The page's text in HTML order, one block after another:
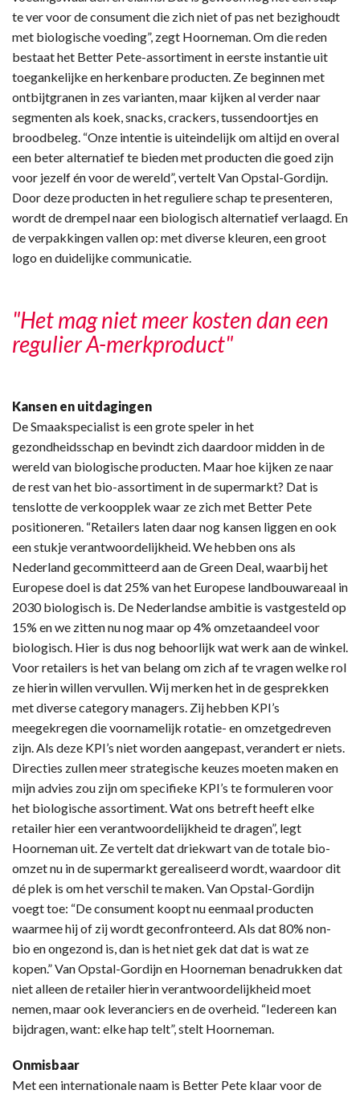
te ver voor de consument die zich niet of pas net bezighoudt
met biologische voeding”, zegt Hoorneman. Om die reden
bestaat het Better Pete-assortiment in eerste instantie uit
toegankelijke en herkenbare producten. Ze beginnen met
ontbijtgranen in zes varianten, maar kijken al verder naar
segmenten als koek, snacks, crackers, tussendoortjes en
broodbeleg. “Onze intentie is uiteindelijk om altijd en overal
een beter alternatief te bieden met producten die goed zijn
voor jezelf én voor de wereld”, vertelt Van Opstal-Gordijn.
Door deze producten in het reguliere schap te presenteren,
wordt de drempel naar een biologisch alternatief verlaagd. En
de verpakkingen vallen op: met diverse kleuren, een groot
logo en duidelijke communicatie.
"Het mag niet meer kosten dan een
regulier A-merkproduct"
Kansen en uitdagingen
De Smaakspecialist is een grote speler in het
gezondheidsschap en bevindt zich daardoor midden in de
wereld van biologische producten. Maar hoe kijken ze naar
de rest van het bio-assortiment in de supermarkt? Dat is
tenslotte de verkoopplek waar ze zich met Better Pete
positioneren. “Retailers laten daar nog kansen liggen en ook
een stukje verantwoordelijkheid. We hebben ons als
Nederland gecommitteerd aan de Green Deal, waarbij het
Europese doel is dat 25% van het Europese landbouwareaal in
2030 biologisch is. De Nederlandse ambitie is vastgesteld op
15% en we zitten nu nog maar op 4% omzetaandeel voor
biologisch. Hier is dus nog behoorlijk wat werk aan de winkel.
Voor retailers is het van belang om zich af te vragen welke rol
ze hierin willen vervullen. Wij merken het in de gesprekken
met diverse category managers. Zij hebben KPI’s
meegekregen die voornamelijk rotatie- en omzetgedreven
zijn. Als deze KPI’s niet worden aangepast, verandert er niets.
Directies zullen meer strategische keuzes moeten maken en
mijn advies zou zijn om specifieke KPI’s te formuleren voor
het biologische assortiment. Wat ons betreft heeft elke
retailer hier een verantwoordelijkheid te dragen”, legt
Hoorneman uit. Ze vertelt dat driekwart van de totale bio-
omzet nu in de supermarkt gerealiseerd wordt, waardoor dit
dé plek is om het verschil te maken. Van Opstal-Gordijn
voegt toe: “De consument koopt nu eenmaal producten
waarmee hij of zij wordt geconfronteerd. Als dat 80% non-
bio en ongezond is, dan is het niet gek dat dat is wat ze
kopen.” Van Opstal-Gordijn en Hoorneman benadrukken dat
niet alleen de retailer hierin verantwoordelijkheid moet
nemen, maar ook leveranciers en de overheid. “Iedereen kan
bijdragen, want: elke hap telt”, stelt Hoorneman.
Onmisbaar
Met een internationale naam is Better Pete klaar voor de